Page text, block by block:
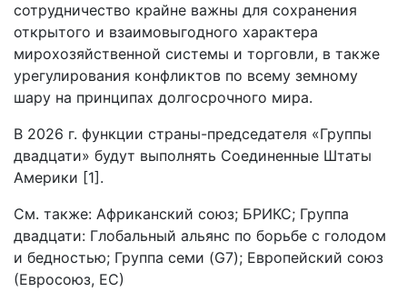
сотрудничество крайне важны для сохранения
открытого и взаимовыгодного характера
мирохозяйственной системы и торговли, в также
урегулирования конфликтов по всему земному
шару на принципах долгосрочного мира.
В 2026 г. функции страны-председателя «Группы
двадцати» будут выполнять Соединенные Штаты
Америки [1].
См. также: Африканский союз; БРИКС; Группа
двадцати: Глобальный альянс по борьбе с голодом
и бедностью; Группа семи (G7); Европейский союз
(Евросоюз, ЕС)